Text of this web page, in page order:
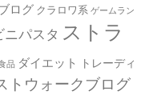
ログ クラロワ系 ゲームラン
ニパスタ ストラ
品 ダイエット
トレーディ
トウォークブログ